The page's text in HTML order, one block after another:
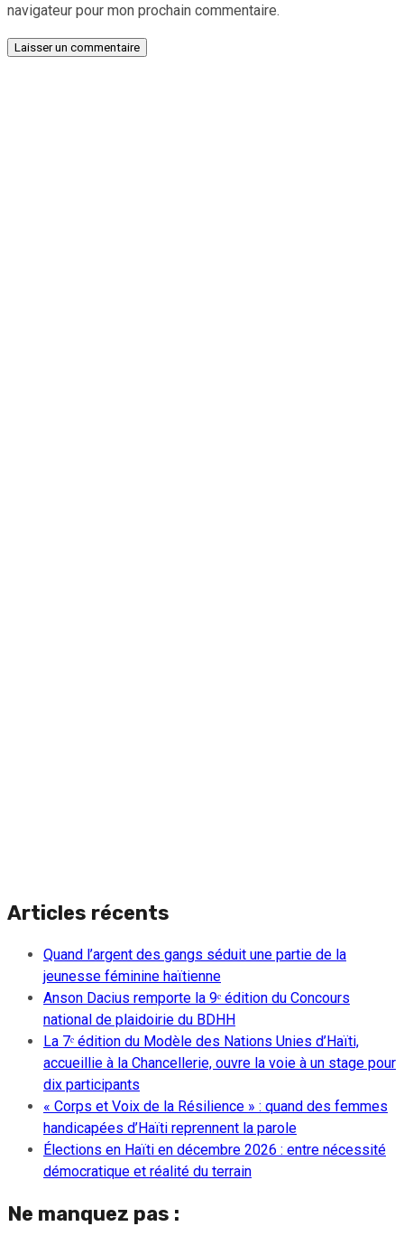
navigateur pour mon prochain commentaire.
Articles récents
Quand l’argent des gangs séduit une partie de la
jeunesse féminine haïtienne
Anson Dacius remporte la 9ᵉ édition du Concours
national de plaidoirie du BDHH
La 7ᵉ édition du Modèle des Nations Unies d’Haïti,
accueillie à la Chancellerie, ouvre la voie à un stage pour
dix participants
« Corps et Voix de la Résilience » : quand des femmes
handicapées d’Haïti reprennent la parole
Élections en Haïti en décembre 2026 : entre nécessité
démocratique et réalité du terrain
Ne manquez pas :